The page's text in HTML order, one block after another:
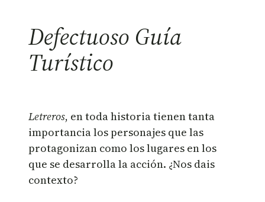
Defectuoso Guía
Turístico
Letreros, en toda historia tienen tanta
importancia los personajes que las
protagonizan como los lugares en los
que se desarrolla la acción. ¿Nos dais
contexto?